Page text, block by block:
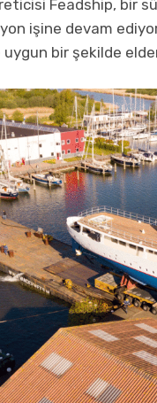
Feadship, bir
işine devam
bir şekilde